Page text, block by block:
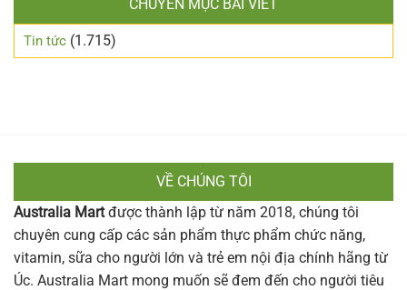
CHUYÊN MỤC BÀI VIẾT
Tin tức (1.715)
VỀ CHÚNG TÔI
Australia Martđược thành lập từ năm 2018, chúng tôi
chuyên cung cấp các sản phẩm thực phẩm chức năng,
vitamin, sữa cho người lớn và trẻ em nội địa chính hãng từ
Úc. Australia Mart mong muốn sẽ đem đến cho người tiêu